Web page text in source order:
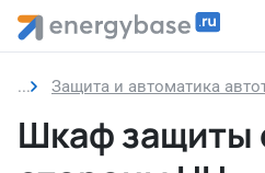
Защита и автоматика
Шкаф защиты